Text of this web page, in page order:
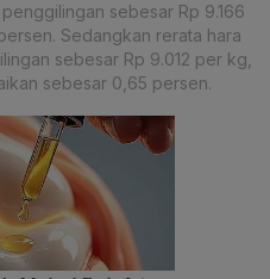
sebesar Rp 9.166
Sedangkan rerata hara
sebesar Rp 9.012 per kg,
sebesar 0,65 persen.